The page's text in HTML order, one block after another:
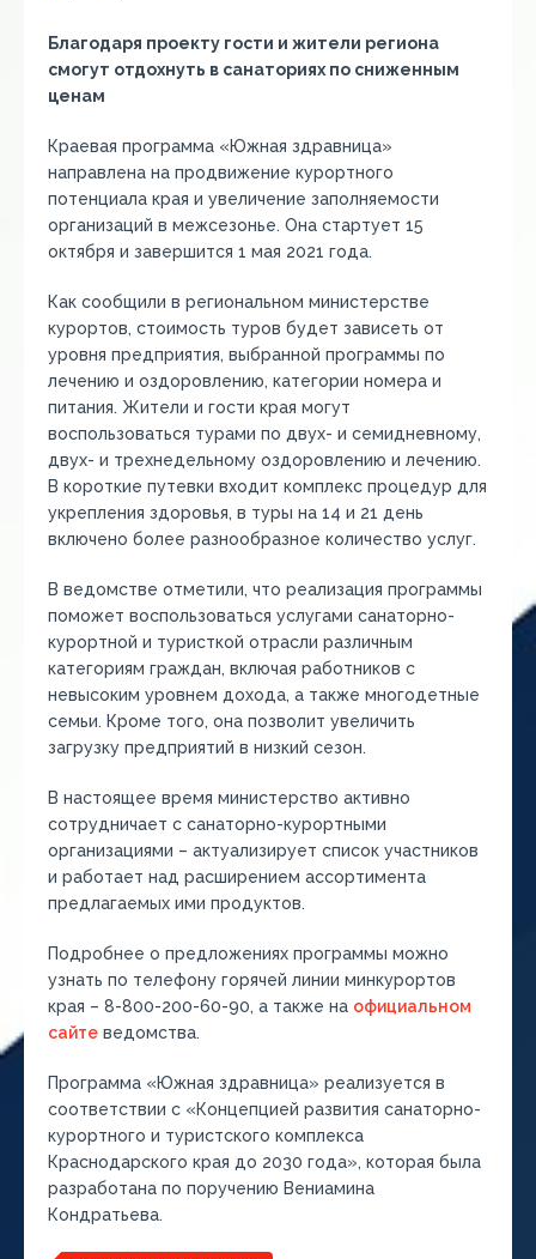
Благодаря проекту гости и жители региона
смогут отдохнуть в санаториях по сниженным
ценам
Краевая программа «Южная здравница»
направлена на продвижение курортного
потенциала края и увеличение заполняемости
организаций в межсезонье. Она стартует 15
октября и завершится 1 мая 2021 года.
Как сообщили в региональном министерстве
курортов, стоимость туров будет зависеть от
уровня предприятия, выбранной программы по
лечению и оздоровлению, категории номера и
питания. Жители и гости края могут
воспользоваться турами по двух- и семидневному,
двух- и трехнедельному оздоровлению и лечению.
В короткие путевки входит комплекс процедур для
укрепления здоровья, в туры на 14 и 21 день
включено более разнообразное количество услуг.
В ведомстве отметили, что реализация программы
поможет воспользоваться услугами санаторно-
курортной и туристкой отрасли различным
категориям граждан, включая работников с
невысоким уровнем дохода, а также многодетные
семьи. Кроме того, она позволит увеличить
загрузку предприятий в низкий сезон.
В настоящее время министерство активно
сотрудничает с санаторно-курортными
организациями – актуализирует список участников
и работает над расширением ассортимента
предлагаемых ими продуктов.
Подробнее о предложениях программы можно
узнать по телефону горячей линии минкурортов
края – 8-800-200-60-90, а также на официальном
сайте ведомства.
Программа «Южная здравница» реализуется в
соответствии с «Концепцией развития санаторно-
курортного и туристского комплекса
Краснодарского края до 2030 года», которая была
разработана по поручению Вениамина
Кондратьева.